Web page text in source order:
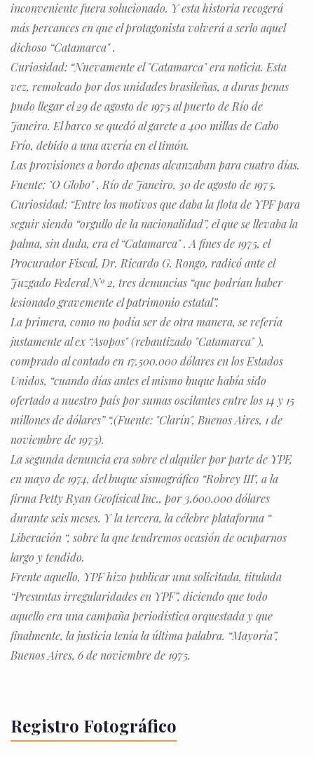
inconveniente fuera solucionado. Y esta historia recogerá
más percances en que el protagonista volverá a serlo aquel
dichoso “Catamarca" .
Curiosidad: “Nuevamente el "Catamarca" era noticia. Esta
vez, remolcado por dos unidades brasileñas, a duras penas
pudo llegar el 29 de agosto de 1975 al puerto de Río de
Janeiro. El barco se quedó al garete a 400 millas de Cabo
Frío, debido a una avería en el timón.
Las provisiones a bordo apenas alcanzaban para cuatro días.
Fuente: "O Globo" , Río de Janeiro, 30 de agosto de 1975.
Curiosidad: “Entre los motivos que daba la flota de YPF para
seguir siendo “orgullo de la nacionalidad”, el que se llevaba la
palma, sin duda, era el “Catamarca" . A fines de 1975, el
Procurador Fiscal, Dr. Ricardo G. Rongo, radicó ante el
Juzgado Federal Nº 2, tres denuncias “que podrían haber
lesionado gravemente el patrimonio estatal”.
La primera, como no podía ser de otra manera, se refería
justamente al ex “Asopos" (rebautizado "Catamarca" ),
comprado al contado en 17.500.000 dólares en los Estados
Unidos, “cuando días antes el mismo buque había sido
ofertado a nuestro país por sumas oscilantes entre los 14 y 15
millones de dólares” “.(Fuente: "Clarín", Buenos Aires, 1 de
noviembre de 1975).
La segunda denuncia era sobre el alquiler por parte de YPF,
en mayo de 1974, del buque sismográfico “Robrey III", a la
firma Petty Ryan Geofisical Inc., por 3.600.000 dólares
durante seis meses. Y la tercera, la célebre plataforma “
Liberación “, sobre la que tendremos ocasión de ocuparnos
largo y tendido.
Frente aquello, YPF hizo publicar una solicitada, titulada
“Presuntas irregularidades en YPF”, diciendo que todo
aquello era una campaña periodística orquestada y que
finalmente, la justicia tenía la última palabra. “Mayoría”,
Buenos Aires, 6 de noviembre de 1975.
Registro Fotográfico